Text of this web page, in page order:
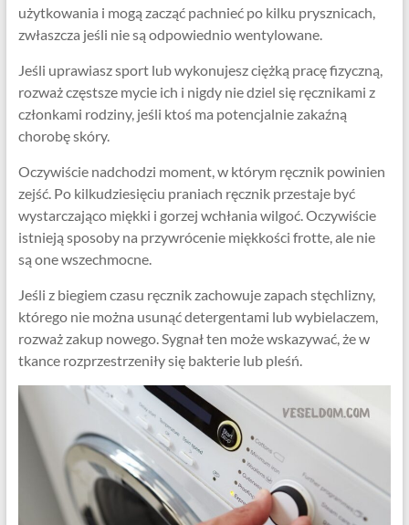
użytkowania i mogą zacząć pachnieć po kilku prysznicach,
zwłaszcza jeśli nie są odpowiednio wentylowane.
Jeśli uprawiasz sport lub wykonujesz ciężką pracę fizyczną,
rozważ częstsze mycie ich i nigdy nie dziel się ręcznikami z
członkami rodziny, jeśli ktoś ma potencjalnie zakaźną
chorobę skóry.
Oczywiście nadchodzi moment, w którym ręcznik powinien
zejść. Po kilkudziesięciu praniach ręcznik przestaje być
wystarczająco miękki i gorzej wchłania wilgoć. Oczywiście
istnieją sposoby na przywrócenie miękkości frotte, ale nie
są one wszechmocne.
Jeśli z biegiem czasu ręcznik zachowuje zapach stęchlizny,
którego nie można usunąć detergentami lub wybielaczem,
rozważ zakup nowego. Sygnał ten może wskazywać, że w
tkance rozprzestrzeniły się bakterie lub pleśń.